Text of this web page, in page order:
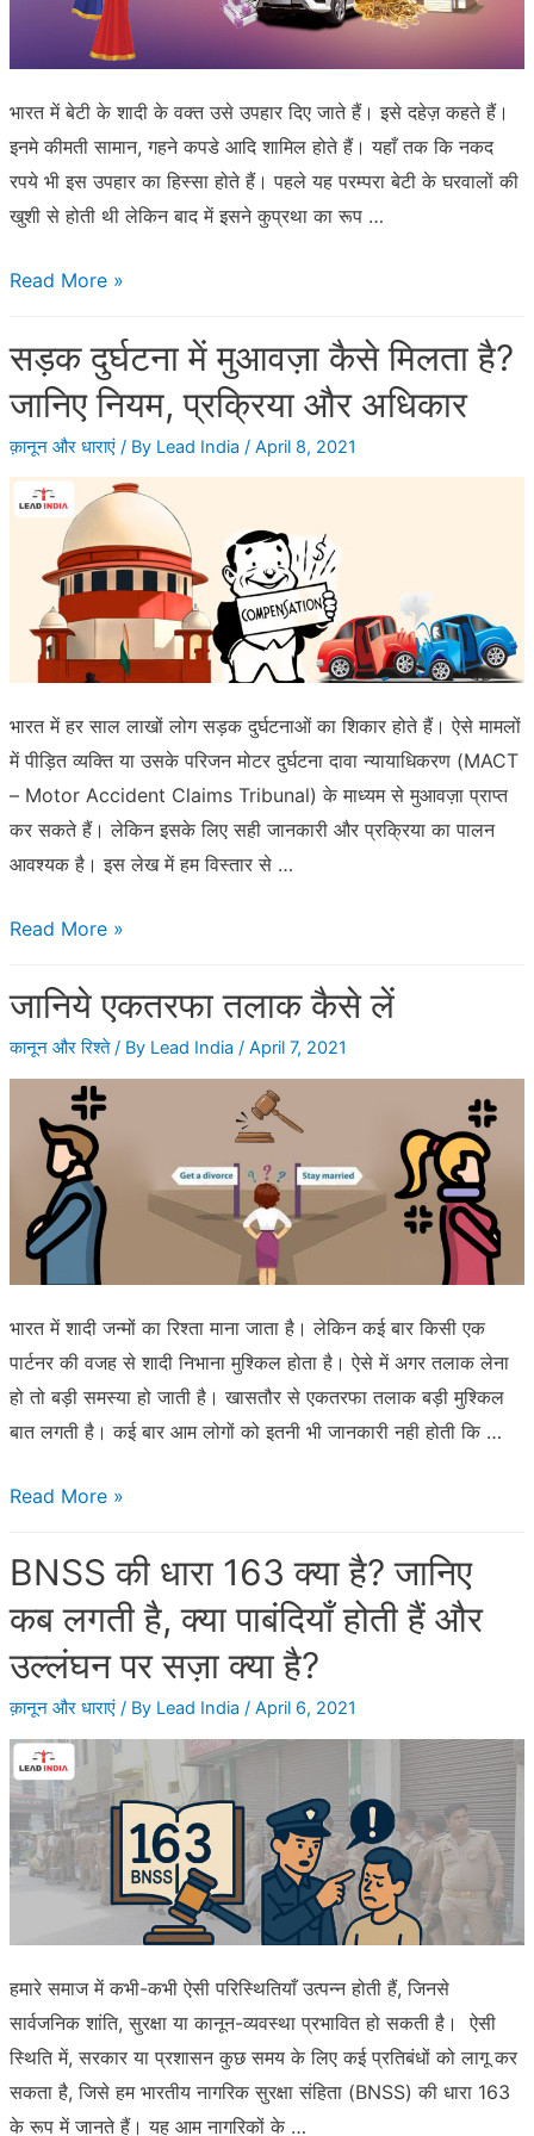
हैं:
सुप्रीम
कोर्ट
भारत में बेटी के शादी के वक्त उसे उपहार दिए जाते हैं। इसे दहेज़ कहते हैं।
इनमे कीमती सामान, गहने कपडे आदि शामिल होते हैं। यहाँ तक कि नकद
रपये भी इस उपहार का हिस्सा होते हैं। पहले यह परम्परा बेटी के घरवालों की
खुशी से होती थी लेकिन बाद में इसने कुप्रथा का रूप …
दहेज
मालिक
ससुराल
या
बहू
Read More »
सड़क दुर्घटना में मुआवज़ा कैसे मिलता है?
जानिए नियम, प्रक्रिया और अधिकार
क़ानून और धाराएं/ By Lead India / April 8, 2021
भारत में हर साल लाखों लोग सड़क दुर्घटनाओं का शिकार होते हैं। ऐसे मामलों
में पीड़ित व्यक्ति या उसके परिजन मोटर दुर्घटना दावा न्यायाधिकरण (MACT
– Motor Accident Claims Tribunal) के माध्यम से मुआवज़ा प्राप्त
कर सकते हैं। लेकिन इसके लिए सही जानकारी और प्रक्रिया का पालन
आवश्यक है। इस लेख में हम विस्तार से …
सड़क
में
जानिए
नियम,
प्रक्रिया
Read More »
जानिये एकतरफा तलाक कैसे लें
कानून और रिश्ते/ By Lead India / April 7, 2021
भारत में शादी जन्मों का रिश्ता माना जाता है। लेकिन कई बार किसी एक
पार्टनर की वजह से शादी निभाना मुश्किल होता है। ऐसे में अगर तलाक लेना
हो तो बड़ी समस्या हो जाती है। खासतौर से एकतरफा तलाक बड़ी मुश्किल
बात लगती है। कई बार आम लोगों को इतनी भी जानकारी नही होती कि …
जानिये
तलाक
लें
Read More »
BNSS की धारा 163 क्या है? जानिए
कब लगती है, क्या पाबंदियाँ होती हैं और
उल्लंघन पर सज़ा क्या है?
क़ानून और धाराएं/ By Lead India / April 6, 2021
हमारे समाज में कभी-कभी ऐसी परिस्थितियाँ उत्पन्न होती हैं, जिनसे
सार्वजनिक शांति, सुरक्षा या कानून-व्यवस्था प्रभावित हो सकती है। ऐसी
स्थिति में, सरकार या प्रशासन कुछ समय के लिए कई प्रतिबंधों को लागू कर
सकता है, जिसे हम भारतीय नागरिक सुरक्षा संहिता (BNSS) की धारा 163
के रूप में जानते हैं। यह आम नागरिकों के …